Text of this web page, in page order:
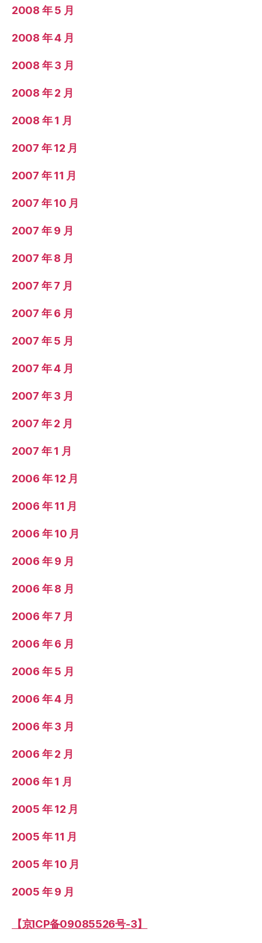
2008 年 5 月
2008 年 4 月
2008 年 3 月
2008 年 2 月
2008 年 1 月
2007 年 12 月
2007 年 11 月
2007 年 10 月
2007 年 9 月
2007 年 8 月
2007 年 7 月
2007 年 6 月
2007 年 5 月
2007 年 4 月
2007 年 3 月
2007 年 2 月
2007 年 1 月
2006 年 12 月
2006 年 11 月
2006 年 10 月
2006 年 9 月
2006 年 8 月
2006 年 7 月
2006 年 6 月
2006 年 5 月
2006 年 4 月
2006 年 3 月
2006 年 2 月
2006 年 1 月
2005 年 12 月
2005 年 11 月
2005 年 10 月
2005 年 9 月
【京ICP备09085526号-3】